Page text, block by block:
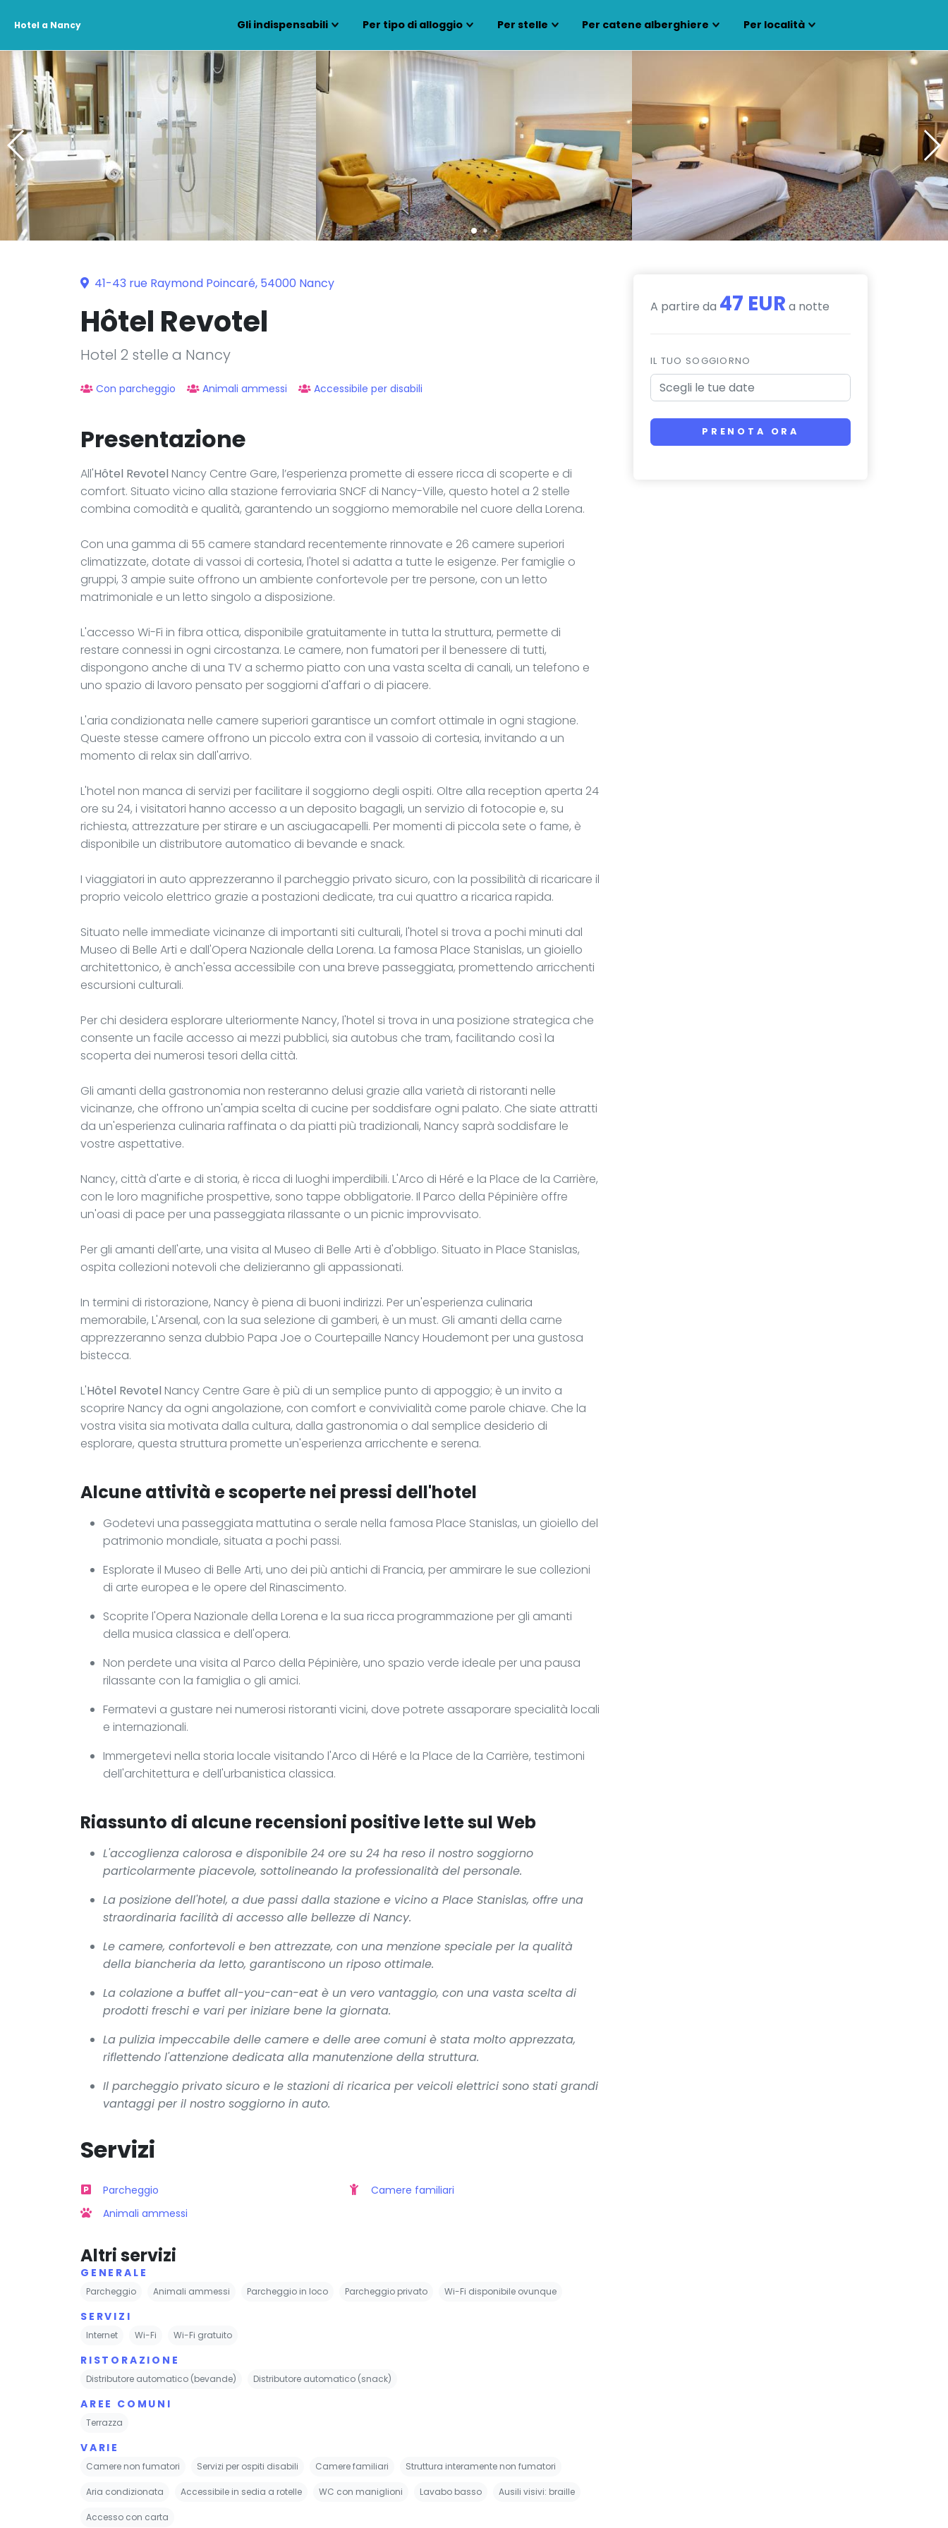
Hotel a Nancy Gli indispensabili Per tipo di alloggio Per stelle Per catene alberghiere Per località
41-43 rue Raymond Poincaré, 54000 Nancy
Hôtel Revotel
Hotel 2 stelle a Nancy
Con parcheggio Animali ammessi Accessibile per disabili
Presentazione
All'Hôtel Revotel Nancy Centre Gare, l’esperienza promette di essere ricca di scoperte e di
comfort. Situato vicino alla stazione ferroviaria SNCF di Nancy-Ville, questo hotel a 2 stelle
combina comodità e qualità, garantendo un soggiorno memorabile nel cuore della Lorena.
Con una gamma di 55 camere standard recentemente rinnovate e 26 camere superiori
climatizzate, dotate di vassoi di cortesia, l'hotel si adatta a tutte le esigenze. Per famiglie o
gruppi, 3 ampie suite offrono un ambiente confortevole per tre persone, con un letto
matrimoniale e un letto singolo a disposizione.
L'accesso Wi-Fi in fibra ottica, disponibile gratuitamente in tutta la struttura, permette di
restare connessi in ogni circostanza. Le camere, non fumatori per il benessere di tutti,
dispongono anche di una TV a schermo piatto con una vasta scelta di canali, un telefono e
uno spazio di lavoro pensato per soggiorni d'affari o di piacere.
L'aria condizionata nelle camere superiori garantisce un comfort ottimale in ogni stagione.
Queste stesse camere offrono un piccolo extra con il vassoio di cortesia, invitando a un
momento di relax sin dall'arrivo.
L'hotel non manca di servizi per facilitare il soggiorno degli ospiti. Oltre alla reception aperta 24
ore su 24, i visitatori hanno accesso a un deposito bagagli, un servizio di fotocopie e, su
richiesta, attrezzature per stirare e un asciugacapelli. Per momenti di piccola sete o fame, è
disponibile un distributore automatico di bevande e snack.
I viaggiatori in auto apprezzeranno il parcheggio privato sicuro, con la possibilità di ricaricare il
proprio veicolo elettrico grazie a postazioni dedicate, tra cui quattro a ricarica rapida.
Situato nelle immediate vicinanze di importanti siti culturali, l'hotel si trova a pochi minuti dal
Museo di Belle Arti e dall'Opera Nazionale della Lorena. La famosa Place Stanislas, un gioiello
architettonico, è anch'essa accessibile con una breve passeggiata, promettendo arricchenti
escursioni culturali.
Per chi desidera esplorare ulteriormente Nancy, l'hotel si trova in una posizione strategica che
consente un facile accesso ai mezzi pubblici, sia autobus che tram, facilitando così la
scoperta dei numerosi tesori della città.
Gli amanti della gastronomia non resteranno delusi grazie alla varietà di ristoranti nelle
vicinanze, che offrono un'ampia scelta di cucine per soddisfare ogni palato. Che siate attratti
da un'esperienza culinaria raffinata o da piatti più tradizionali, Nancy saprà soddisfare le
vostre aspettative.
Nancy, città d'arte e di storia, è ricca di luoghi imperdibili. L'Arco di Héré e la Place de la Carrière,
con le loro magnifiche prospettive, sono tappe obbligatorie. Il Parco della Pépinière offre
un'oasi di pace per una passeggiata rilassante o un picnic improvvisato.
Per gli amanti dell'arte, una visita al Museo di Belle Arti è d'obbligo. Situato in Place Stanislas,
ospita collezioni notevoli che delizieranno gli appassionati.
In termini di ristorazione, Nancy è piena di buoni indirizzi. Per un'esperienza culinaria
memorabile, L'Arsenal, con la sua selezione di gamberi, è un must. Gli amanti della carne
apprezzeranno senza dubbio Papa Joe o Courtepaille Nancy Houdemont per una gustosa
bistecca.
L'Hôtel Revotel Nancy Centre Gare è più di un semplice punto di appoggio; è un invito a
scoprire Nancy da ogni angolazione, con comfort e convivialità come parole chiave. Che la
vostra visita sia motivata dalla cultura, dalla gastronomia o dal semplice desiderio di
esplorare, questa struttura promette un'esperienza arricchente e serena.
Alcune attività e scoperte nei pressi dell'hotel
Godetevi una passeggiata mattutina o serale nella famosa Place Stanislas, un gioiello del
patrimonio mondiale, situata a pochi passi.
Esplorate il Museo di Belle Arti, uno dei più antichi di Francia, per ammirare le sue collezioni
di arte europea e le opere del Rinascimento.
Scoprite l'Opera Nazionale della Lorena e la sua ricca programmazione per gli amanti
della musica classica e dell'opera.
Non perdete una visita al Parco della Pépinière, uno spazio verde ideale per una pausa
rilassante con la famiglia o gli amici.
Fermatevi a gustare nei numerosi ristoranti vicini, dove potrete assaporare specialità locali
e internazionali.
Immergetevi nella storia locale visitando l'Arco di Héré e la Place de la Carrière, testimoni
dell'architettura e dell'urbanistica classica.
Riassunto di alcune recensioni positive lette sul Web
L'accoglienza calorosa e disponibile 24 ore su 24 ha reso il nostro soggiorno
particolarmente piacevole, sottolineando la professionalità del personale.
La posizione dell'hotel, a due passi dalla stazione e vicino a Place Stanislas, offre una
straordinaria facilità di accesso alle bellezze di Nancy.
Le camere, confortevoli e ben attrezzate, con una menzione speciale per la qualità
della biancheria da letto, garantiscono un riposo ottimale.
La colazione a buffet all-you-can-eat è un vero vantaggio, con una vasta scelta di
prodotti freschi e vari per iniziare bene la giornata.
La pulizia impeccabile delle camere e delle aree comuni è stata molto apprezzata,
riflettendo l'attenzione dedicata alla manutenzione della struttura.
Il parcheggio privato sicuro e le stazioni di ricarica per veicoli elettrici sono stati grandi
vantaggi per il nostro soggiorno in auto.
Servizi
Parcheggio
Animali ammessi
Camere familiari
Altri servizi
GENERALE
Parcheggio Animali ammessi Parcheggio in loco Parcheggio privato Wi-Fi disponibile ovunque
SERVIZI
Internet Wi-Fi Wi-Fi gratuito
RISTORAZIONE
Distributore automatico (bevande) Distributore automatico (snack)
AREE COMUNI
Terrazza
VARIE
Camere non fumatori Servizi per ospiti disabili Camere familiari Struttura interamente non fumatori
Aria condizionata Accessibile in sedia a rotelle WC con maniglioni Lavabo basso Ausili visivi: braille
Accesso con carta
A partire da 47 EUR a notte
IL TUO SOGGIORNO
PRENOTA ORA